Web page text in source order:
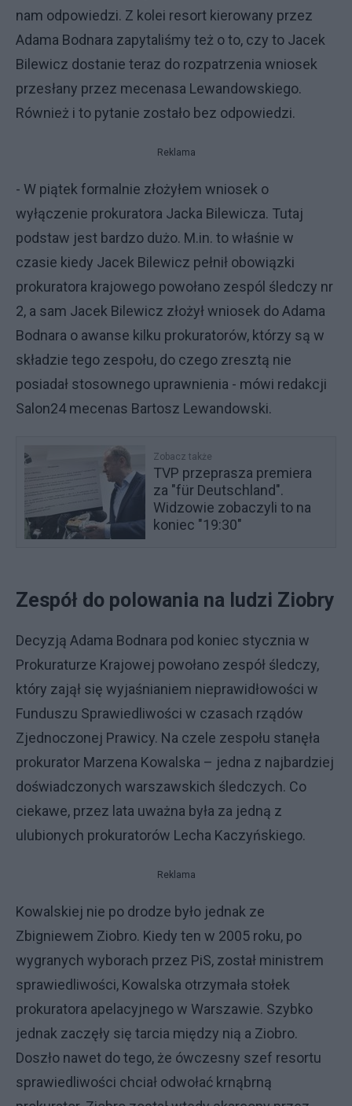
nam odpowiedzi. Z kolei resort kierowany przez
Adama Bodnara zapytaliśmy też o to, czy to Jacek
Bilewicz dostanie teraz do rozpatrzenia wniosek
przesłany przez mecenasa Lewandowskiego.
Również i to pytanie zostało bez odpowiedzi.
Reklama
- W piątek formalnie złożyłem wniosek o
wyłączenie prokuratora Jacka Bilewicza. Tutaj
podstaw jest bardzo dużo. M.in. to właśnie w
czasie kiedy Jacek Bilewicz pełnił obowiązki
prokuratora krajowego powołano zespól śledczy nr
2, a sam Jacek Bilewicz złożył wniosek do Adama
Bodnara o awanse kilku prokuratorów, którzy są w
składzie tego zespołu, do czego zresztą nie
posiadał stosownego uprawnienia - mówi redakcji
Salon24 mecenas Bartosz Lewandowski.
Zobacz także
TVP przeprasza premiera
za "für Deutschland".
Widzowie zobaczyli to na
koniec "19:30"
Zespół do polowania na ludzi Ziobry
Decyzją Adama Bodnara pod koniec stycznia w
Prokuraturze Krajowej powołano zespół śledczy,
który zajął się wyjaśnianiem nieprawidłowości w
Funduszu Sprawiedliwości w czasach rządów
Zjednoczonej Prawicy. Na czele zespołu stanęła
prokurator Marzena Kowalska – jedna z najbardziej
doświadczonych warszawskich śledczych. Co
ciekawe, przez lata uważna była za jedną z
ulubionych prokuratorów Lecha Kaczyńskiego.
Reklama
Kowalskiej nie po drodze było jednak ze
Zbigniewem Ziobro. Kiedy ten w 2005 roku, po
wygranych wyborach przez PiS, został ministrem
sprawiedliwości, Kowalska otrzymała stołek
prokuratora apelacyjnego w Warszawie. Szybko
jednak zaczęły się tarcia między nią a Ziobro.
Doszło nawet do tego, że ówczesny szef resortu
sprawiedliwości chciał odwołać krnąbrną